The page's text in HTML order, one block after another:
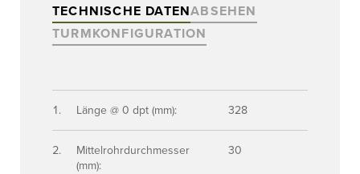
TECHNISCHE DATENABSEHEN
TURMKONFIGURATION
Länge @ 0 dpt (mm): 328
Mittelrohrdurchmesser
(mm):
30